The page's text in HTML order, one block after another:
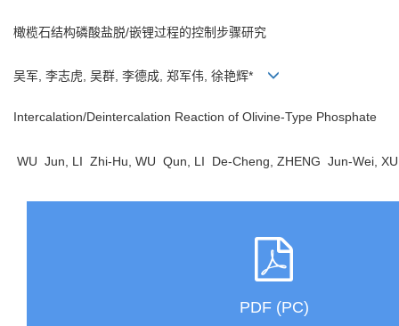
橄榄石结构磷酸盐脱/嵌锂过程的控制步骤研究
吴军, 李志虎, 吴群, 李德成, 郑军伟, 徐艳辉*
Intercalation/Deintercalation Reaction of Olivine-Type Phosphate
WU Jun, LI Zhi-Hu, WU Qun, LI De-Cheng, ZHENG Jun-Wei,
PDF (PC)